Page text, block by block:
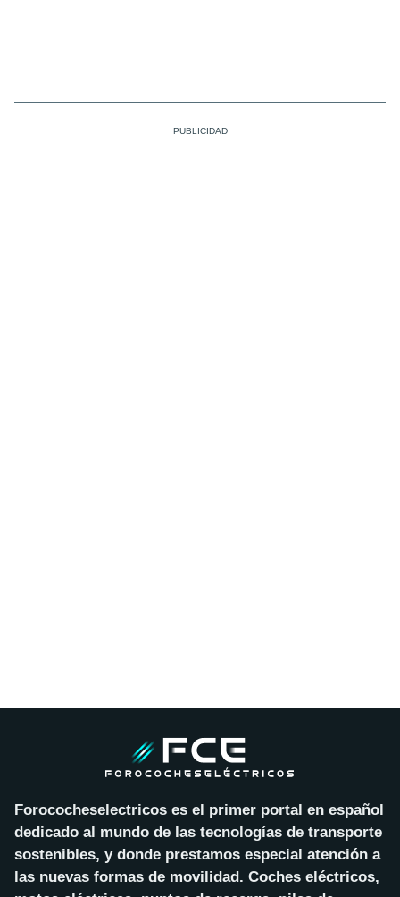
Forococheselectricos es el primer portal en español
dedicado al mundo de las tecnologías de transporte
sostenibles, y donde prestamos especial atención a
las nuevas formas de movilidad. Coches eléctricos,